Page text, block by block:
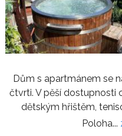
Dům s apartmánem se
čtvrti. V pěší dostupnosti
dětským hřištěm,
Poloha...